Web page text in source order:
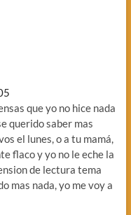
que yo no hice nada
querido saber mas
el lunes, o a tu mamá,
flaco y yo no le eche la
de lectura tema
mas nada, yo me voy a